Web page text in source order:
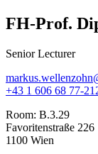
FH-Prof.
Senior Lecturer
+43 1 606 68 77-
Room: B.3.29
Favoritenstraße 226
1100 Wien